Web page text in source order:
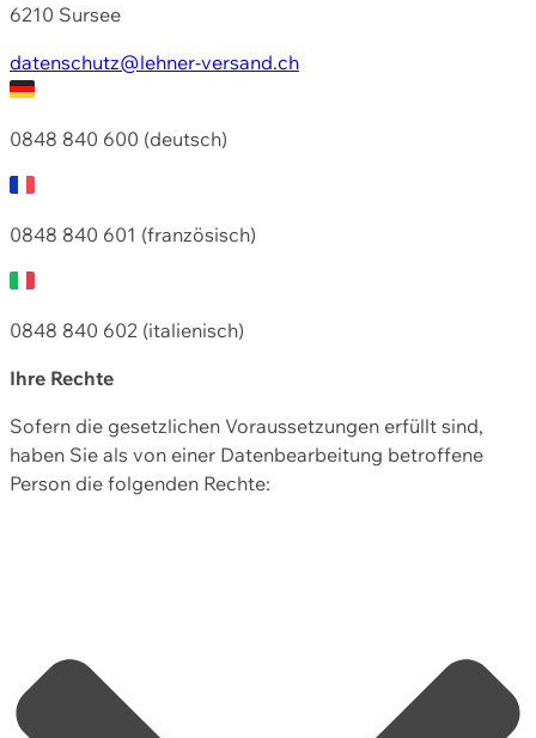
6210 Sursee
datenschutz@lehner-versand.ch
0848 840 600 (deutsch)
0848 840 601 (französisch)
0848 840 602 (italienisch)
Ihre Rechte
Sofern die gesetzlichen Voraussetzungen erfüllt sind,
haben Sie als von einer Datenbearbeitung betroffene
Person die folgenden Rechte: